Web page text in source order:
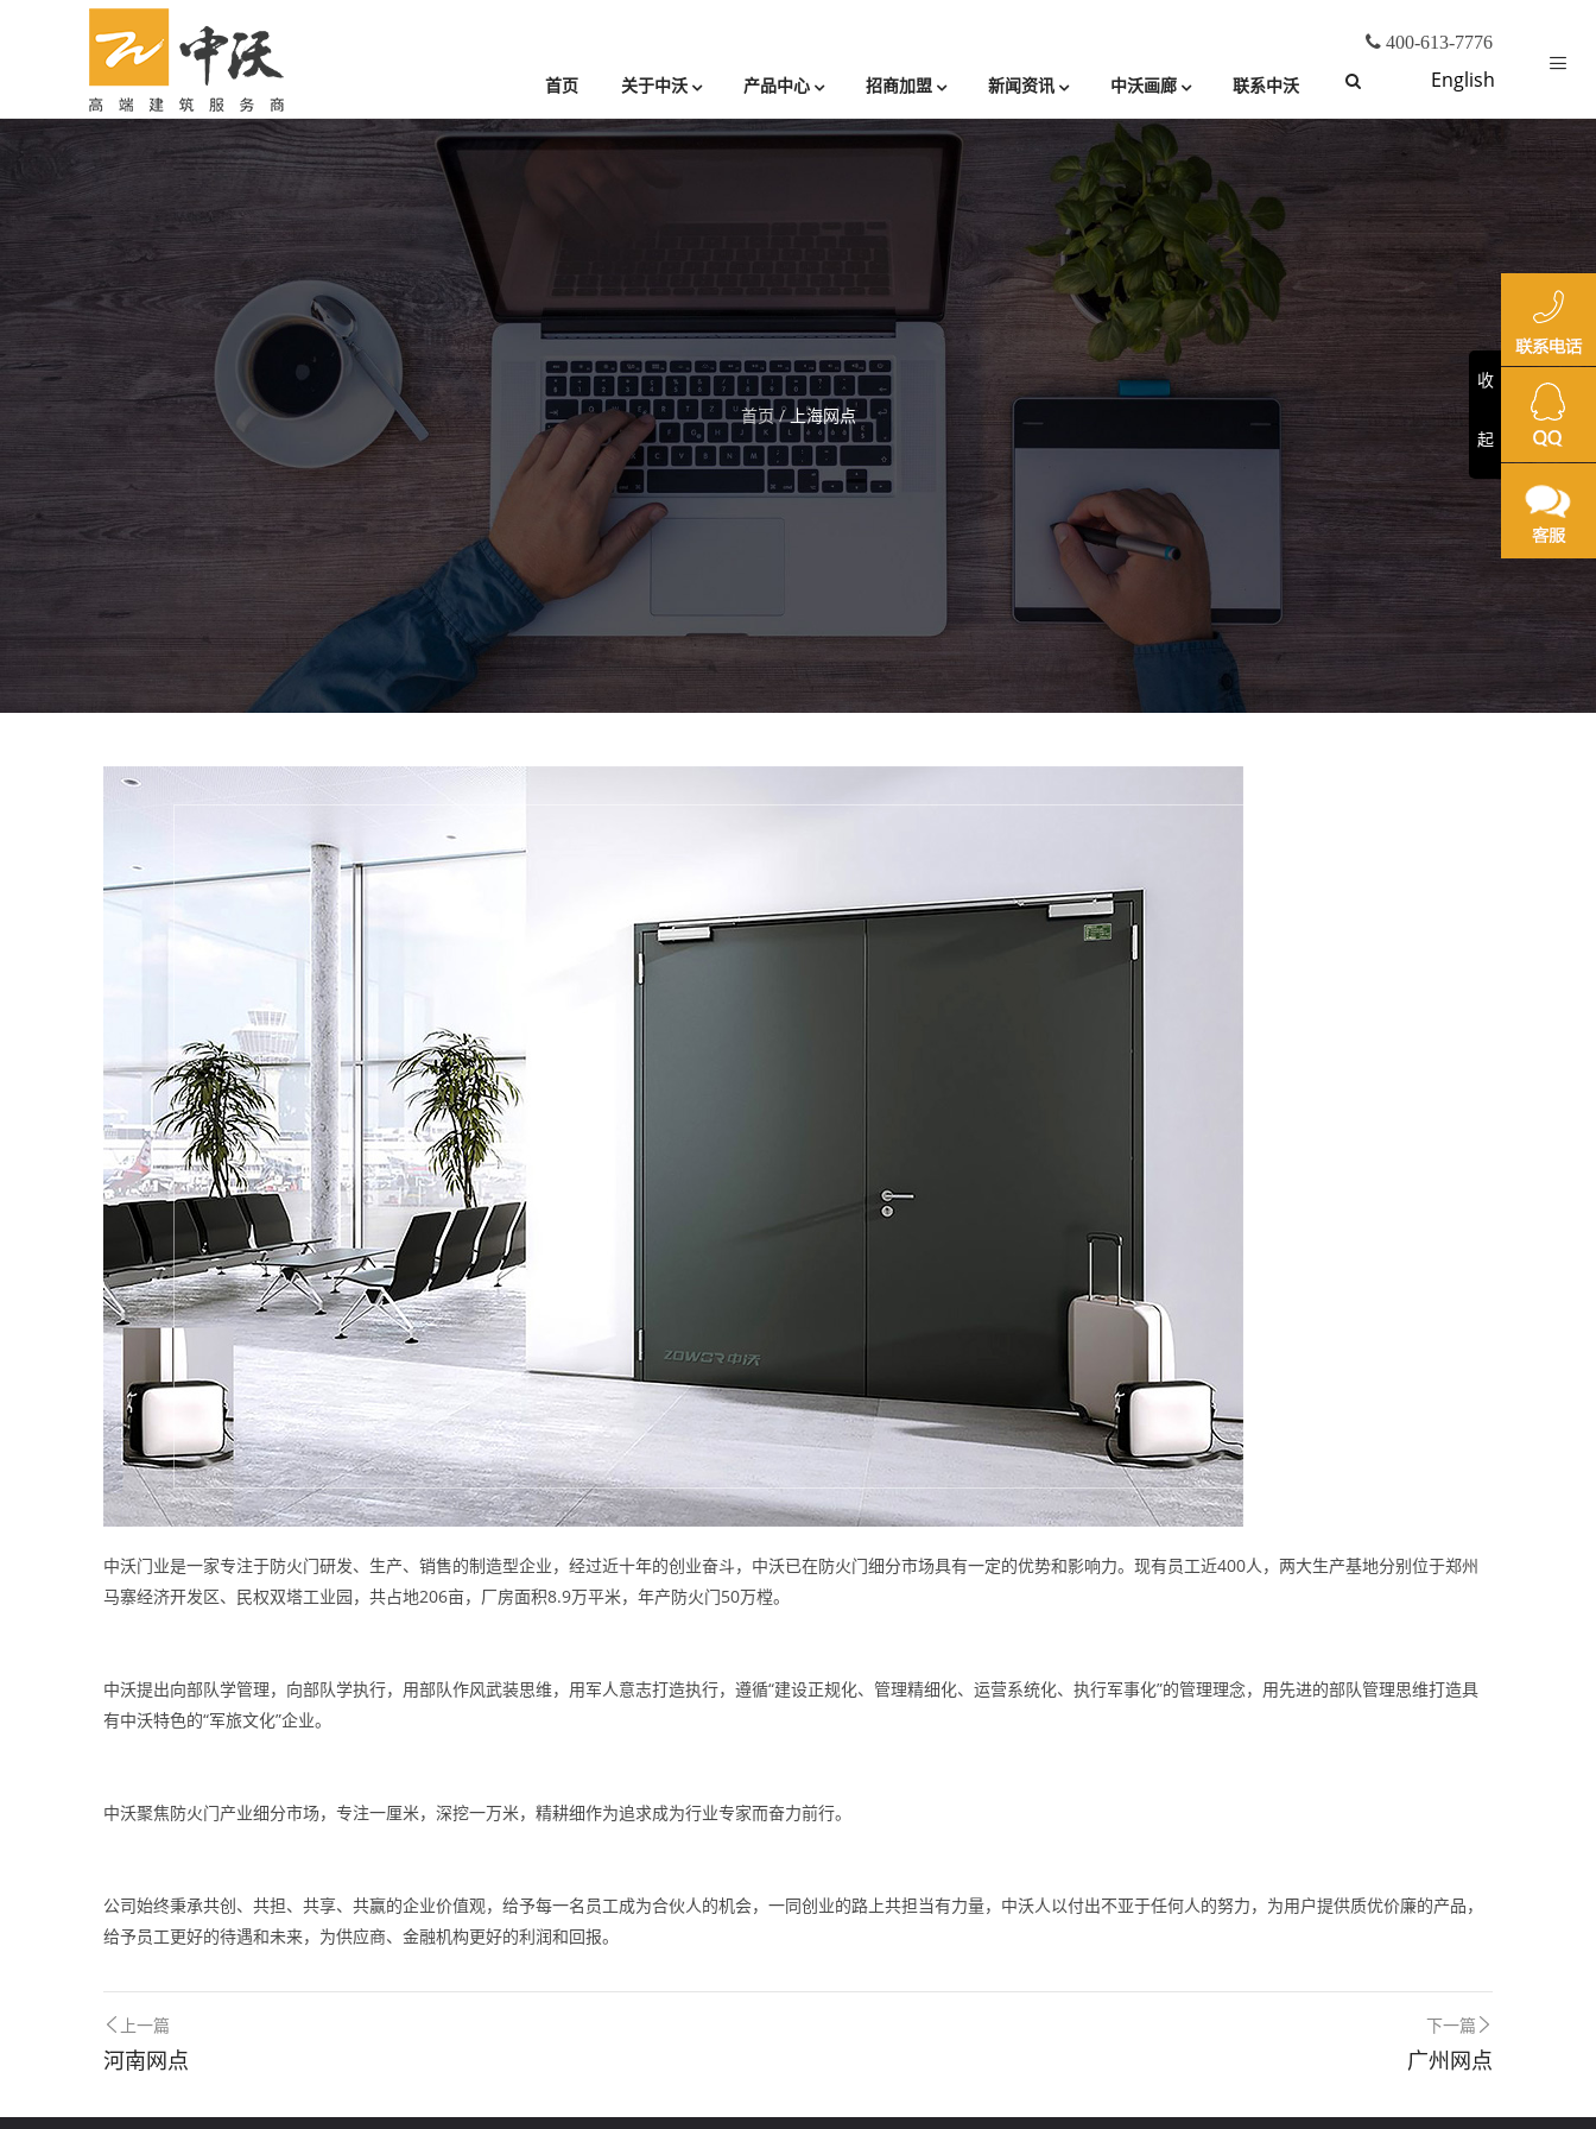
首页 关于中沃 产品中心 招商加盟 新闻资讯 中沃画廊 联系中沃
400-613-7776
English
首页/ 上海网点
中沃门业是一家专注于防火门研发、生产、销售的制造型企业，经过近十年的创业奋斗，中沃已在防火门细分市场具有一定的优势和影响力。现有员工近400人，两大生产基地分别位于郑州
马寨经济开发区、民权双塔工业园，共占地206亩，厂房面积8.9万平米，年产防火门50万樘。
中沃提出向部队学管理，向部队学执行，用部队作风武装思维，用军人意志打造执行，遵循“建设正规化、管理精细化、运营系统化、执行军事化”的管理理念，用先进的部队管理思维打造具
有中沃特色的“军旅文化”企业。
中沃聚焦防火门产业细分市场，专注一厘米，深挖一万米，精耕细作为追求成为行业专家而奋力前行。
公司始终秉承共创、共担、共享、共赢的企业价值观，给予每一名员工成为合伙人的机会，一同创业的路上共担当有力量，中沃人以付出不亚于任何人的努力，为用户提供质优价廉的产品，
给予员工更好的待遇和未来，为供应商、金融机构更好的利润和回报。
上一篇
河南网点
下一篇
广州网点
收
起